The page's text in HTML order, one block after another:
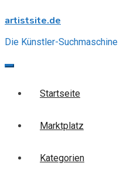
to
artistsite.de
Die Künstler-Suchmaschine
Startseite
Marktplatz
Kategorien